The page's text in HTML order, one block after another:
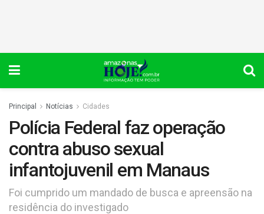
Principal Notícias Cidades
Polícia Federal faz operação
contra abuso sexual
infantojuvenil em Manaus
Foi cumprido um mandado de busca e apreensão na
residência do investigado